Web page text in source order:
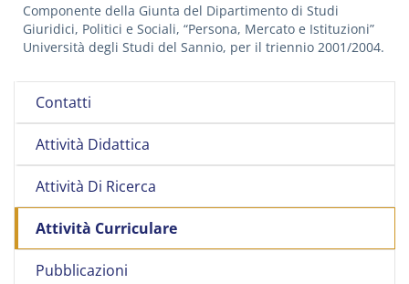
Contatti
Attività Didattica
Attività Di Ricerca
Attività Curriculare
Pubblicazioni
Componente della Giunta del Dipartimento di Studi
Giuridici, Politici e Sociali, “Persona, Mercato e Istituzioni”
Università degli Studi del Sannio, per il triennio 2001/2004.